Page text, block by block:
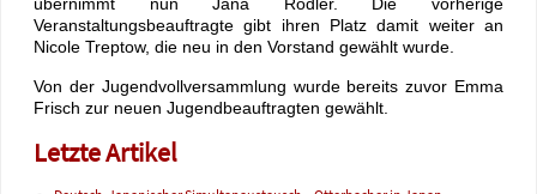
übernimmt nun Jana Rödler. Die vorherige
Veranstaltungsbeauftragte gibt ihren Platz damit weiter an
Nicole Treptow, die neu in den Vorstand gewählt wurde.
Von der Jugendvollversammlung wurde bereits zuvor Emma
Frisch zur neuen Jugendbeauftragten gewählt.
Letzte Artikel